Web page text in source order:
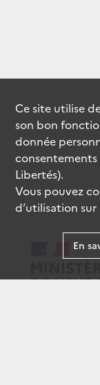
Ce site utilise
son bon
donnée
Libertés).
Vous pouvez
d’utilisation sur
En